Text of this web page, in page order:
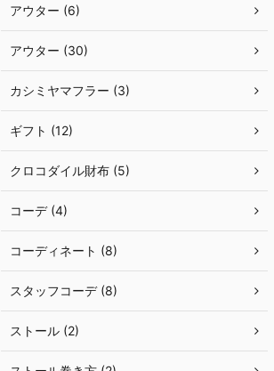
アウター (6)
アウター (30)
カシミヤマフラー (3)
ギフト (12)
クロコダイル財布 (5)
コーデ (4)
コーディネート (8)
スタッフコーデ (8)
ストール (2)